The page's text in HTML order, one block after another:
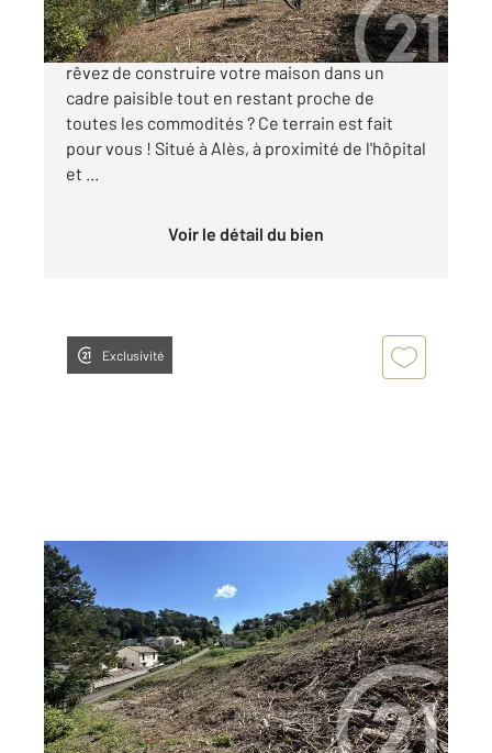
Terrain à bâtir à Alès secteur Hôpital Vous
rêvez de construire votre maison dans un
cadre paisible tout en restant proche de
toutes les commodités ? Ce terrain est fait
pour vous ! Situé à Alès, à proximité de l'hôpital
et ...
Voir le détail du bien
Exclusivité
ALES 30
11382 m
Ref : 229
Terrain à vendre
195 000 €